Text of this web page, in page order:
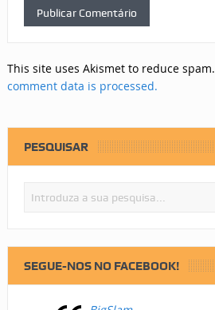
This site uses Akismet to reduce spam.
comment data is processed.
PESQUISAR
SEGUE-NOS NO FACEBOOK!